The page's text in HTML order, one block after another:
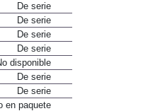
De serie
De serie
De serie
De serie
disponible
De serie
De serie
en paquete